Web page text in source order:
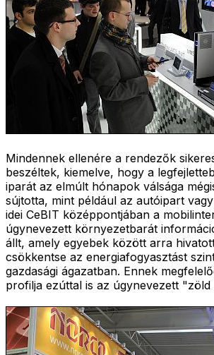
Mindennek ellenére a rendezők
beszéltek, kiemelve, hogy a
iparát az elmúlt hónapok válsága
sújtotta, mint például az autóipart
idei CeBIT középpontjában a
úgynevezett környezetbarát
állt, amely egyebek között arra
csökkentse az energiafogyasztást
gazdasági ágazatban. Ennek
profilja ezúttal is az úgynevezett